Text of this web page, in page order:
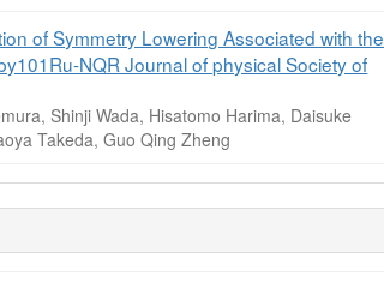
of Symmetry Lowering Associated with the
NQR Journal of physical Society of
Shinji Wada, Hisatomo Harima, Daisuke
Takeda, Guo Qing Zheng